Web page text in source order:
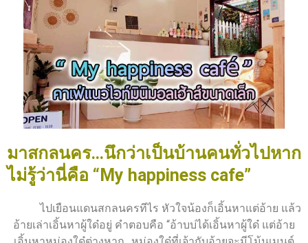
มาสกลนคร…นึกว่าเป็นบ้านคนทั่วไปหาก
ไม่รู้ว่านี่คือ “My happiness cafe”
ไปเยือนแดนสกลนครทีไร หัวใจน้องก็เอิ้นหาแต่อ้าย แล้ว
อ้ายเล่าเอิ้นหาผู้ใด๋อยู่ คำตอบคือ “อ้าบบ่ได้เอิ้นหาผู้ใด๋ แต่อ้าย